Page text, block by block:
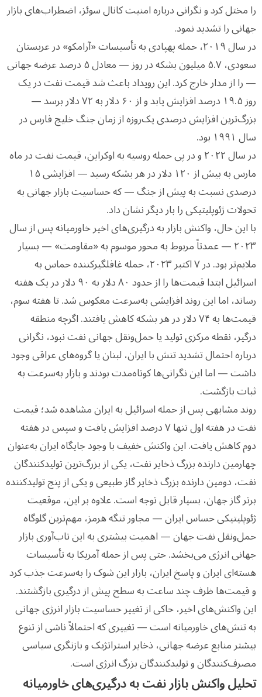
را مختل کرد و نگرانی درباره امنیت کانال سوئز، اضطراب‌های بازار
جهانی را تشدید نمود.
در سال ۲۰۱۹، حمله پهپادی به تأسیسات «آرامکو» در عربستان
سعودی، ۵.۷ میلیون بشکه در روز — معادل ۵ درصد عرضه جهانی
— را از مدار خارج کرد. این رویداد باعث شد قیمت نفت در یک
روز ۱۹.۵ درصد افزایش یابد و از ۶۰ دلار به ۷۲ دلار برسد —
بزرگ‌ترین افزایش درصدی یک‌روزه از زمان جنگ خلیج فارس در
سال ۱۹۹۱ بود.
در سال ۲۰۲۲ و در پی حمله روسیه به اوکراین، قیمت نفت در ماه
مارس به بیش از ۱۲۰ دلار در هر بشکه رسید — افزایشی ۱۵
درصدی نسبت به پیش از جنگ — که حساسیت بازار جهانی به
تحولات ژئوپلیتیکی را بار دیگر نشان داد.
با این حال، واکنش بازار به درگیری‌های اخیر خاورمیانه پس از سال
۲۰۲۳ — عمدتاً مربوط به محور موسوم به «مقاومت» — بسیار
ملایم‌تر بود. در ۷ اکتبر ۲۰۲۳، حمله غافلگیرکننده حماس به
اسرائیل ابتدا قیمت‌ها را از حدود ۸۰ دلار به ۹۰ دلار در یک هفته
رساند، اما این روند افزایشی به‌سرعت معکوس شد. تا هفته سوم،
قیمت‌ها به ۷۴ دلار در هر بشکه کاهش یافتند. اگرچه منطقه
درگیر، نقطه مرکزی تولید یا حمل‌ونقل جهانی نفت نبود، نگرانی
درباره احتمال تشدید تنش با ایران، لبنان یا گروه‌های عراقی وجود
داشت — اما این نگرانی‌ها کوتاه‌مدت بودند و بازار به‌سرعت به
ثبات بازگشت.
روند مشابهی پس از حمله اسرائیل به ایران مشاهده شد؛ قیمت
نفت در هفته اول تنها ۷ درصد افزایش یافت و سپس در هفته
دوم کاهش یافت. این واکنش خفیف با وجود جایگاه ایران به‌عنوان
چهارمین دارنده بزرگ ذخایر نفت، یکی از بزرگ‌ترین تولیدکنندگان
نفت، دومین دارنده بزرگ ذخایر گاز طبیعی و یکی از پنج تولیدکننده
برتر گاز جهان، بسیار قابل توجه است. علاوه بر این، موقعیت
ژئوپلیتیکی حساس ایران — مجاور تنگه هرمز، مهم‌ترین گلوگاه
حمل‌ونقل نفت جهان — اهمیت بیشتری به این تاب‌آوری بازار
جهانی انرژی می‌بخشد. حتی پس از حمله آمریکا به تأسیسات
هسته‌ای ایران و پاسخ ایران، بازار این شوک را به‌سرعت جذب کرد
و قیمت‌ها ظرف چند ساعت به سطح پیش از درگیری بازگشتند.
این واکنش‌های اخیر، حاکی از تغییر حساسیت بازار انرژی جهانی
به تنش‌های خاورمیانه است — تغییری که احتمالاً ناشی از تنوع
بیشتر منابع عرضه جهانی، ذخایر استراتژیک و بازنگری سیاسی
مصرف‌کنندگان و تولیدکنندگان بزرگ انرژی است.
تحلیل واکنش بازار نفت به درگیری‌های خاورمیانه